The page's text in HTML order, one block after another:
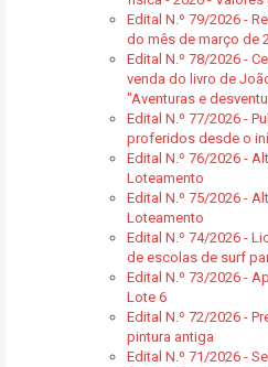
Edital N.º 79/2026 -
do mês de março de
Edital N.º 78/2026 -
venda do livro de
"Aventuras e
Edital N.º 77/2026 -
proferidos desde o
Edital N.º 76/2026 -
Loteamento
Edital N.º 75/2026 -
Loteamento
Edital N.º 74/2026 -
de escolas de surf
Edital N.º 73/2026 -
Lote 6
Edital N.º 72/2026 -
pintura antiga
Edital N.º 71/2026 -